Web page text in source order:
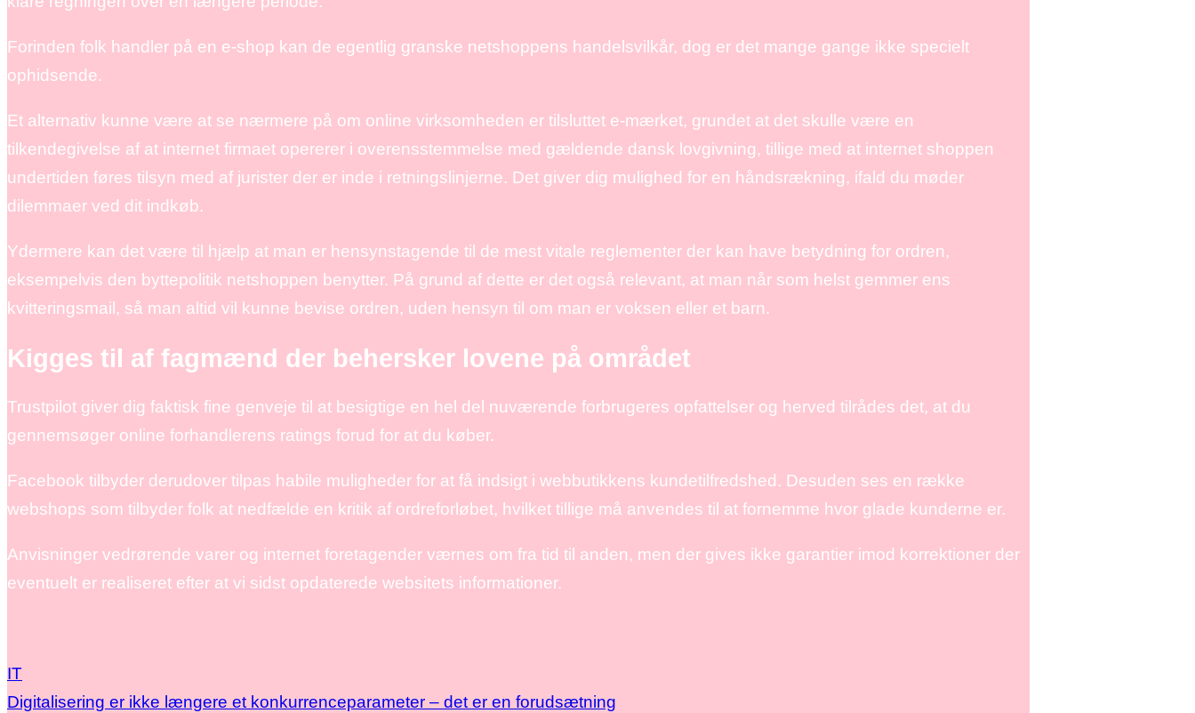
Forinden folk handler på en e-shop kan de egentlig granske netshoppens handelsvilkår, dog er det mange gange ikke specielt
ophidsende.
Et alternativ kunne være at se nærmere på om online virksomheden er tilsluttet e-mærket, grundet at det skulle være en
tilkendegivelse af at internet firmaet opererer i overensstemmelse med gældende dansk lovgivning, tillige med at internet shoppen
undertiden føres tilsyn med af jurister der er inde i retningslinjerne. Det giver dig mulighed for en håndsrækning, ifald du møder
dilemmaer ved dit indkøb.
Ydermere kan det være til hjælp at man er hensynstagende til de mest vitale reglementer der kan have betydning for ordren,
eksempelvis den byttepolitik netshoppen benytter. På grund af dette er det også relevant, at man når som helst gemmer ens
kvitteringsmail, så man altid vil kunne bevise ordren, uden hensyn til om man er voksen eller et barn.
Kigges til af fagmænd der behersker lovene på området
Trustpilot giver dig faktisk fine genveje til at besigtige en hel del nuværende forbrugeres opfattelser og herved tilrådes det, at du
gennemsøger online forhandlerens ratings forud for at du køber.
Facebook tilbyder derudover tilpas habile muligheder for at få indsigt i webbutikkens kundetilfredshed. Desuden ses en række
webshops som tilbyder folk at nedfælde en kritik af ordreforløbet, hvilket tillige må anvendes til at fornemme hvor glade kunderne er.
Anvisninger vedrørende varer og internet foretagender værnes om fra tid til anden, men der gives ikke garantier imod korrektioner der
eventuelt er realiseret efter at vi sidst opdaterede websitets informationer.
IT
Digitalisering er ikke længere et konkurrenceparameter – det er en forudsætning